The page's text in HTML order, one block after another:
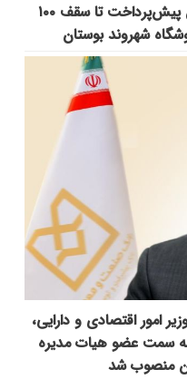
خرید اقساطی بدون پیش‌پرداخت تا سقف ۱۰۰
شهروند بوستان
امور اقتصادی و دارایی،
سمت عضو هیات مدیره
منصوب شد